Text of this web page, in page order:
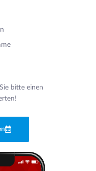
bitte einen